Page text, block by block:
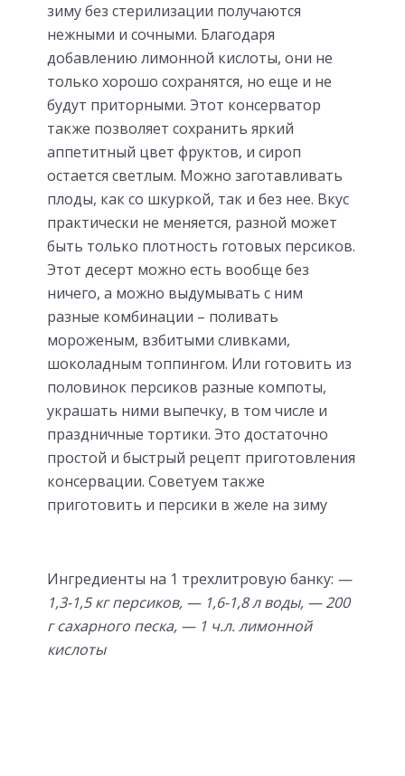
зиму без стерилизации получаются
нежными и сочными. Благодаря
добавлению лимонной кислоты, они не
только хорошо сохранятся, но еще и не
будут приторными. Этот консерватор
также позволяет сохранить яркий
аппетитный цвет фруктов, и сироп
остается светлым. Можно заготавливать
плоды, как со шкуркой, так и без нее. Вкус
практически не меняется, разной может
быть только плотность готовых персиков.
Этот десерт можно есть вообще без
ничего, а можно выдумывать с ним
разные комбинации – поливать
мороженым, взбитыми сливками,
шоколадным топпингом. Или готовить из
половинок персиков разные компоты,
украшать ними выпечку, в том числе и
праздничные тортики. Это достаточно
простой и быстрый рецепт приготовления
консервации. Советуем также
приготовить и персики в желе на зиму
Ингредиенты на 1 трехлитровую банку: —
1,3-1,5 кг персиков, — 1,6-1,8 л воды, — 200
г сахарного песка, — 1 ч.л. лимонной
кислоты